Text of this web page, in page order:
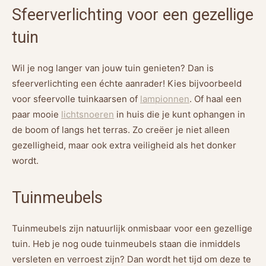
Sfeerverlichting voor een gezellige
tuin
Wil je nog langer van jouw tuin genieten? Dan is
sfeerverlichting een échte aanrader! Kies bijvoorbeeld
voor sfeervolle tuinkaarsen of lampionnen. Of haal een
paar mooie lichtsnoeren in huis die je kunt ophangen in
de boom of langs het terras. Zo creëer je niet alleen
gezelligheid, maar ook extra veiligheid als het donker
wordt.
Tuinmeubels
Tuinmeubels zijn natuurlijk onmisbaar voor een gezellige
tuin. Heb je nog oude tuinmeubels staan die inmiddels
versleten en verroest zijn? Dan wordt het tijd om deze te